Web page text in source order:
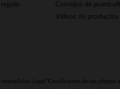
Consejos de
Vídeos de productos
ventaAviso Legal *Condiciones de las ofertas